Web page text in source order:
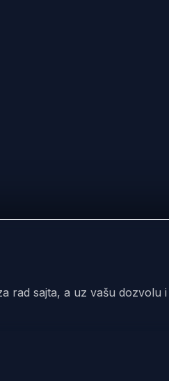
rad sajta, a uz vašu dozvolu